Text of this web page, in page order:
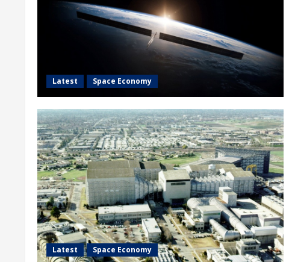
Latest Space Economy
Latest Space Economy